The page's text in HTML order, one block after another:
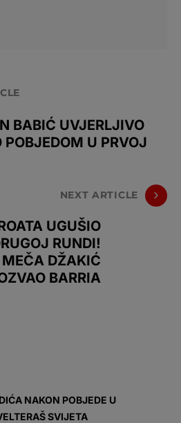
BABIĆ UVJERLJIVO
POBJEDOM U PRVOJ
NEXT ARTICLE
UGUŠIO
RUNDI!
DŽAKIĆ
BARRIA
NAKON POBJEDE U
SVIJETA